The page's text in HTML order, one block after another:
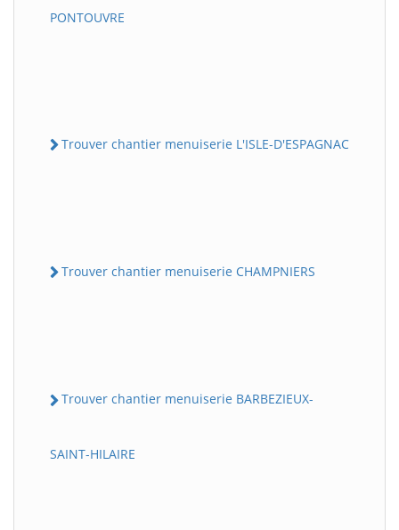
PONTOUVRE
Trouver chantier menuiserie L'ISLE-D'ESPAGNAC
Trouver chantier menuiserie CHAMPNIERS
Trouver chantier menuiserie BARBEZIEUX-
SAINT-HILAIRE